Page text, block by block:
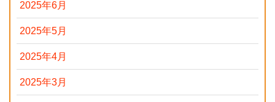
2025年6月
2025年5月
2025年4月
2025年3月